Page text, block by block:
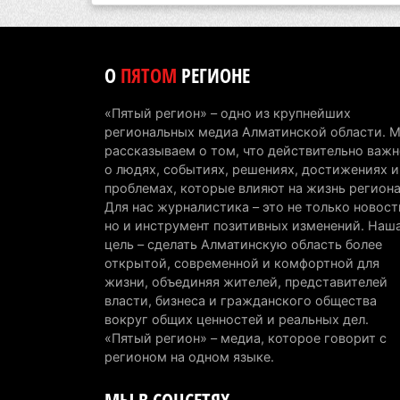
ОПЯТОМ РЕГИОНЕ
«Пятый регион» – одно из крупнейших
региональных медиа Алматинской области.
рассказываем о том, что действительно
о людях, событиях, решениях, достижениях и
проблемах, которые влияют на жизнь
Для нас журналистика – это не только
но и инструмент позитивных изменений.
цель – сделать Алматинскую область более
открытой, современной и комфортной для
жизни, объединяя жителей, представителей
власти, бизнеса и гражданского общества
вокруг общих ценностей и реальных дел.
«Пятый регион» – медиа, которое говорит с
регионом на одном языке.